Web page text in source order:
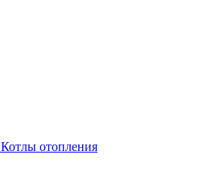
Котлы отопления